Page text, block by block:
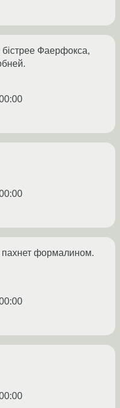
Фаерфокса,
формалином.